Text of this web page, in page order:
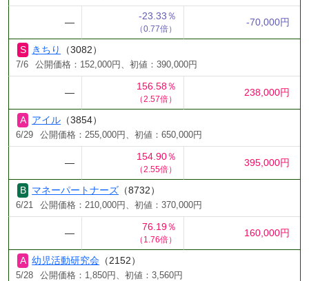
―
-23.33％
（0.77倍）
-70,000円
きちり （3082）
7/6 公開価格：152,000円、初値：390,000円
―
156.58％
（2.57倍）
238,000円
アイル （3854）
6/29 公開価格：255,000円、初値：650,000円
―
154.90％
（2.55倍）
395,000円
マネーパートナーズ （8732）
6/21 公開価格：210,000円、初値：370,000円
―
76.19％
（1.76倍）
160,000円
幼児活動研究会 （2152）
5/28 公開価格：1,850円、初値：3,560円